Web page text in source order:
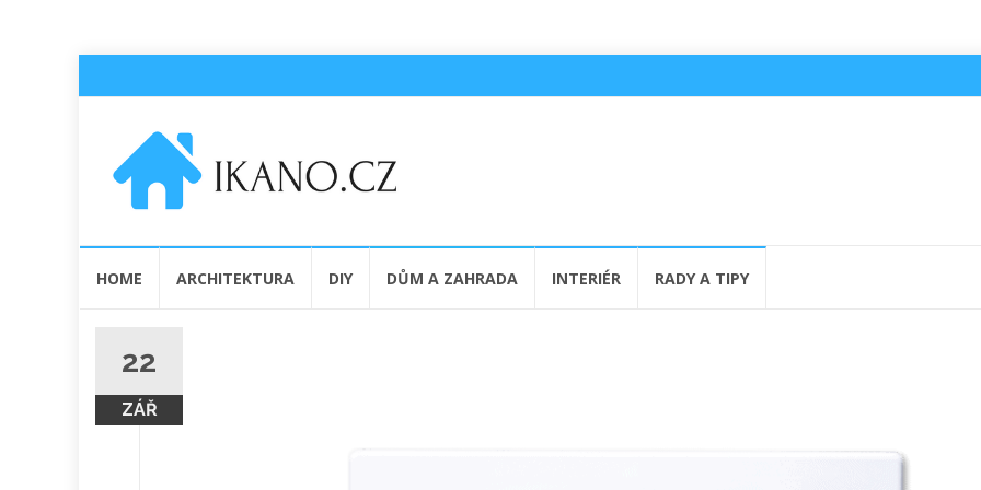
HOME ARCHITEKTURA DIY DŮM A ZAHRADA INTERIÉR RADY A TIPY
22
ZÁŘ